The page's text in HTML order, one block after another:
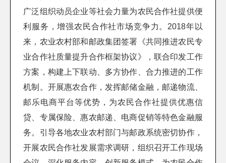
广泛组织动员企业等社会力量为农民合作社提供便
利服务，增强农民合作社市场竞争力。2018年以
来，农业农村部和邮政集团签署《共同推进农民专
业合作社质量提升合作框架协议》，联合印发工作
方案，构建上下联动、多方协作、合力推进的工作
机制。开展惠农合作，发挥邮储金融，邮递物流、
邮乐电商平台等优势，为农民合作社提供优惠信
贷、专属保险、惠农邮递、电商促销等特色金融服
务。引导各地农业农村部门与邮政系统密切协作，
开展农民合作社发展需求调研，组织召开工作现场